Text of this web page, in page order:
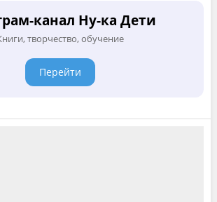
канал Ну-ка Дети
творчество, обучение
Перейти